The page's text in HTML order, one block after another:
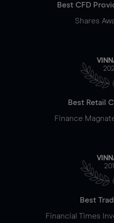
Best CFD
Shares
Best Retail
Finance
Best
Financial Times